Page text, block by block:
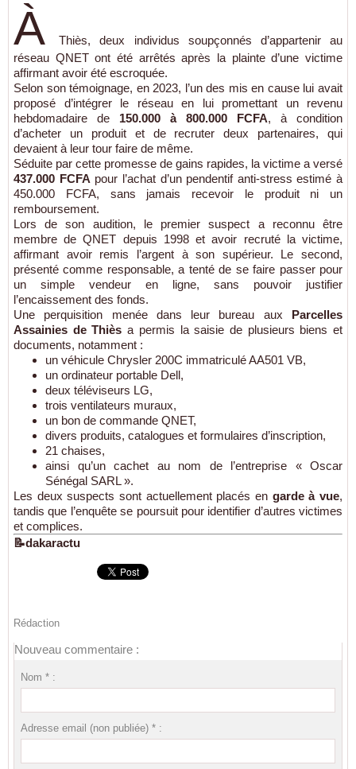
À
Thiès, deux individus soupçonnés d’appartenir au
réseau QNET ont été arrêtés après la plainte d’une victime
affirmant avoir été escroquée.
Selon son témoignage, en 2023, l’un des mis en cause lui avait
proposé d’intégrer le réseau en lui promettant un revenu
hebdomadaire de 150.000 à 800.000 FCFA, à condition
d’acheter un produit et de recruter deux partenaires, qui
devaient à leur tour faire de même.
Séduite par cette promesse de gains rapides, la victime a versé
437.000 FCFA pour l’achat d’un pendentif anti-stress estimé à
450.000 FCFA, sans jamais recevoir le produit ni un
remboursement.
Lors de son audition, le premier suspect a reconnu être
membre de QNET depuis 1998 et avoir recruté la victime,
affirmant avoir remis l’argent à son supérieur. Le second,
présenté comme responsable, a tenté de se faire passer pour
un simple vendeur en ligne, sans pouvoir justifier
l’encaissement des fonds.
Une perquisition menée dans leur bureau aux Parcelles
Assainies de Thiès a permis la saisie de plusieurs biens et
documents, notamment :
un véhicule Chrysler 200C immatriculé AA501 VB,
un ordinateur portable Dell,
deux téléviseurs LG,
trois ventilateurs muraux,
un bon de commande QNET,
divers produits, catalogues et formulaires d’inscription,
21 chaises,
ainsi qu’un cachet au nom de l’entreprise « Oscar
Sénégal SARL ».
Les deux suspects sont actuellement placés en garde à vue,
tandis que l’enquête se poursuit pour identifier d’autres victimes
et complices.
📝dakaractu
Rédaction
Nouveau commentaire :
Nom * :
Adresse email (non publiée) * :